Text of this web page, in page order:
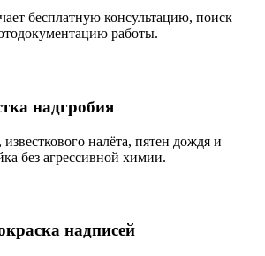
бесплатную консультацию, поиск
работы.
надгробия
налёта, пятен дождя и
без агрессивной химии.
надписей